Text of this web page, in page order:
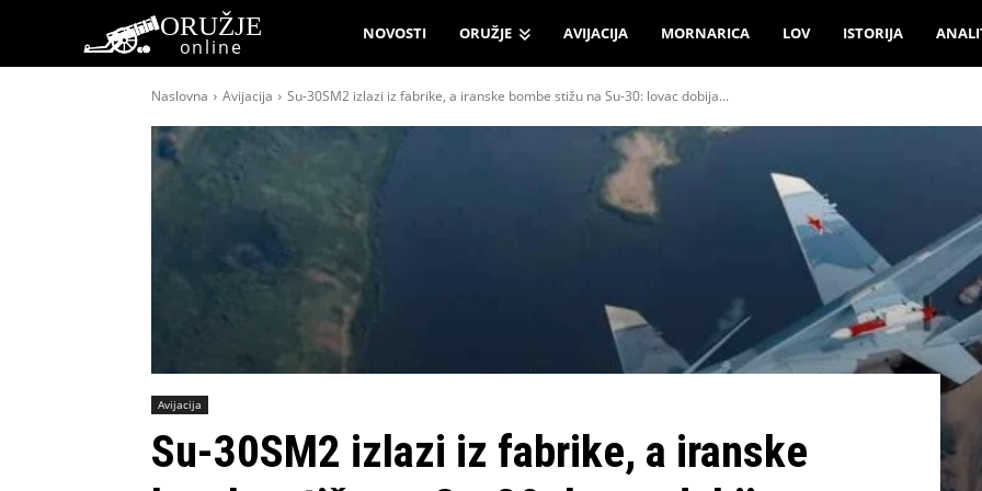
ORUŽJE
online
NOVOSTI ORUŽJE AVIJACIJA MORNARICA LOV ISTORIJA
Naslovna Avijacija Su-30SM2 izlazi iz fabrike, a iranske bombe stižu na Su-30: lovac dobija...
Avijacija
Su-30SM2 izlazi iz fabrike, a iranske